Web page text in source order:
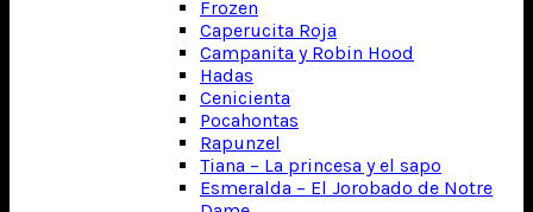
Frozen
Caperucita Roja
Campanita y Robin Hood
Hadas
Cenicienta
Pocahontas
Rapunzel
Tiana – La princesa y el sapo
Esmeralda – El Jorobado de Notre